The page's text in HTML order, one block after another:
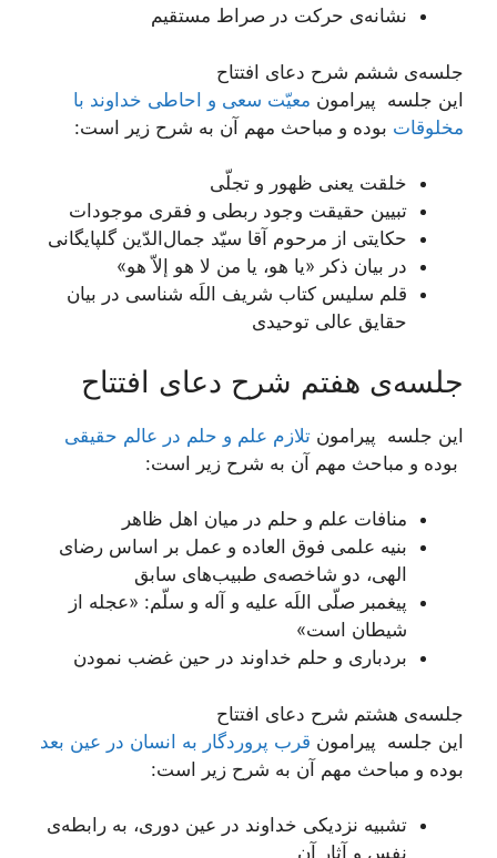
نشانه‌ی حرکت در صراط مستقیم
جلسه‌ی ششم شرح دعای افتتاح
این جلسه پیرامون معیّت سعی و احاطی خداوند با
مخلوقات بوده و مباحث مهم آن به شرح زیر است:
خلقت یعنی ظهور و تجلّی
تبیین حقیقت وجود ربطی و فقری موجودات
حکایتی از مرحوم آقا سیّد جمال‌الدّین گلپایگانی
در بیان ذکر «یا هو، یا من لا هو إلاّ هو»
قلم سلیس کتاب شریف اللَه شناسی در بیان
حقایق عالی توحیدی
جلسه‌ی هفتم شرح دعای افتتاح
این جلسه پیرامون تلازم علم و حلم در عالم حقیقی
بوده و مباحث مهم آن به شرح زیر است:
منافات علم و حلم در میان اهل ظاهر
بنیه علمی فوق العاده و عمل بر اساس رضای
الهی، دو شاخصه‌ی طبیب‌های سابق
پیغمبر صلّی اللَه علیه و آله و سلّم: «عجله از
شیطان است»
بردباری و حلم خداوند در حین غضب نمودن
جلسه‌ی هشتم شرح دعای افتتاح
این جلسه پیرامون قرب پروردگار به انسان در عین بعد
بوده و مباحث مهم آن به شرح زیر است:
تشبیه نزدیکی خداوند در عین دوری، به رابطه‌ی
نفس و آثار آن